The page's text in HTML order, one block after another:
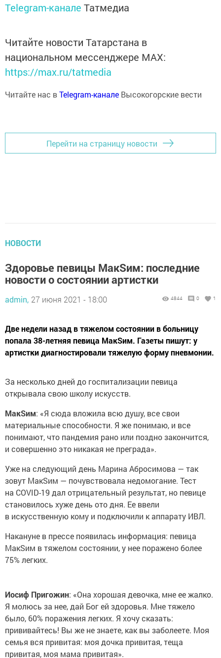
Telegram-канале Татмедиа
Читайте новости Татарстана в
национальном мессенджере MАХ:
https://max.ru/tatmedia
Читайте нас вTelegram-канале Высокогорские вести
Перейти на страницу новости
НОВОСТИ
Здоровье певицы МакSим: последние
новости о состоянии артистки
admin, 27 июня 2021 - 18:00 4844 0 1
Две недели назад в тяжелом состоянии в больницу
попала 38-летняя певица МакSим. Газеты пишут: у
артистки диагностировали тяжелую форму пневмонии.
За несколько дней до госпитализации певица
открывала свою школу искусств.
МакSим: «Я сюда вложила всю душу, все свои
материальные способности. Я же понимаю, и все
понимают, что пандемия рано или поздно закончится,
и совершенно это никакая не преграда».
Уже на следующий день Марина Абросимова — так
зовут МакSим — почувствовала недомогание. Тест
на COVID-19 дал отрицательный результат, но певице
становилось хуже день ото дня. Ее ввели
в искусственную кому и подключили к аппарату ИВЛ.
Накануне в прессе появилась информация: певица
МакSим в тяжелом состоянии, у нее поражено более
75% легких.
Иосиф Пригожин: «Она хорошая девочка, мне ее жалко.
Я молюсь за нее, дай Бог ей здоровья. Мне тяжело
было, 60% поражения легких. Я хочу сказать:
прививайтесь! Вы же не знаете, как вы заболеете. Моя
семья вся привитая: моя дочка привитая, теща
привитая, моя мама привитая».